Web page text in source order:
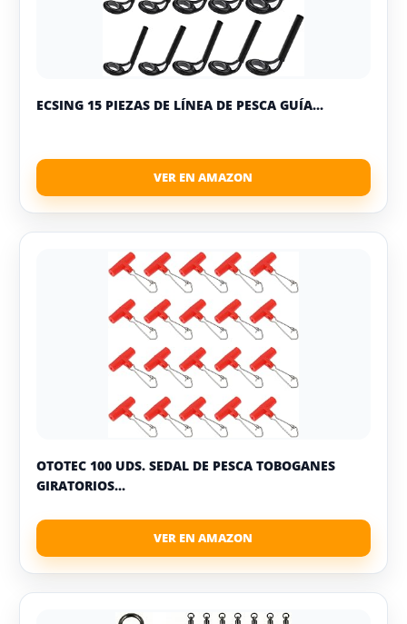
ECSING 15 PIEZAS DE LÍNEA DE PESCA GUÍA...
OTOTEC 100 UDS. SEDAL DE PESCA TOBOGANES
GIRATORIOS...